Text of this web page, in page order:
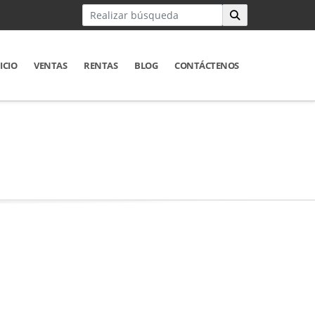
VENTAS RENTAS BLOG CONTÁCTENOS